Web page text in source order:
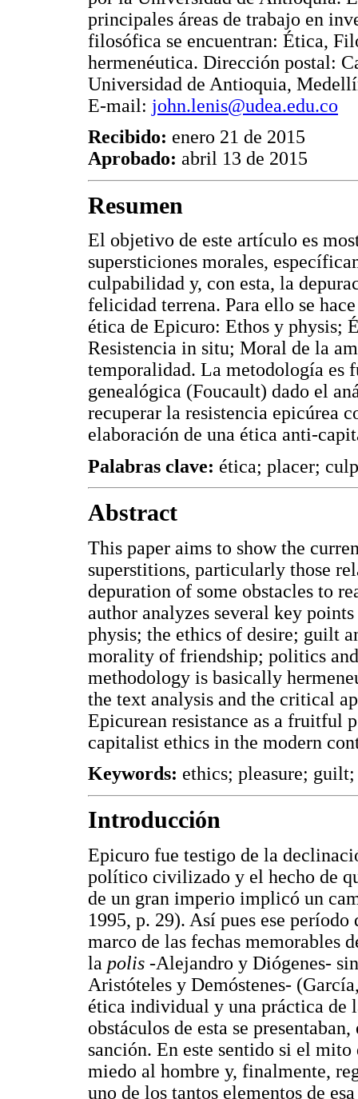
principales áreas de trabajo en
filosófica se encuentran: Ética,
hermenéutica. Dirección postal:
Universidad de Antioquia,
E-mail: john.lenis@udea.edu.co
Recibido: enero 21 de 2015
Aprobado: abril 13 de 2015
Resumen
El objetivo de este artículo es
supersticiones morales,
culpabilidad y, con esta, la
felicidad terrena. Para ello se
ética de Epicuro: Ethos y physis;
Resistencia in situ; Moral de la
temporalidad. La metodología es
genealógica (Foucault) dado el
recuperar la resistencia epicúrea
elaboración de una ética anti-
Palabras clave: ética; placer;
Abstract
This paper aims to show the
superstitions, particularly those
depuration of some obstacles to
author analyzes several key
physis; the ethics of desire; guilt
morality of friendship; politics
methodology is basically
the text analysis and the critical
Epicurean resistance as a fruitful
capitalist ethics in the modern
Keywords: ethics; pleasure;
Introducción
Epicuro fue testigo de la
político civilizado y el hecho de
de un gran imperio implicó un
1995, p. 29). Así pues ese
marco de las fechas memorables
la polis -Alejandro y Diógenes-
Aristóteles y Demóstenes-
ética individual y una práctica de
obstáculos de esta se
sanción. En este sentido si el
miedo al hombre y, finalmente,
uno de los tantos elementos de